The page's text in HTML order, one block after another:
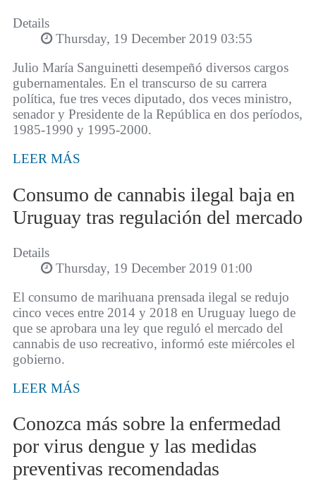
Details
Thursday, 19 December 2019 03:55
Julio María Sanguinetti desempeñó diversos cargos
gubernamentales. En el transcurso de su carrera
política, fue tres veces diputado, dos veces ministro,
senador y Presidente de la República en dos períodos,
1985-1990 y 1995-2000.
LEER MÁS
Consumo de cannabis ilegal baja en
Uruguay tras regulación del mercado
Details
Thursday, 19 December 2019 01:00
El consumo de marihuana prensada ilegal se redujo
cinco veces entre 2014 y 2018 en Uruguay luego de
que se aprobara una ley que reguló el mercado del
cannabis de uso recreativo, informó este miércoles el
gobierno.
LEER MÁS
Conozca más sobre la enfermedad
por virus dengue y las medidas
preventivas recomendadas